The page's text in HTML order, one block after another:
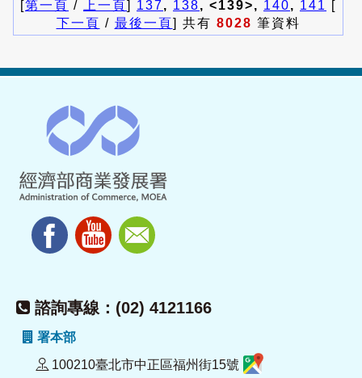
[第一頁 / 上一頁] 137, 138, <139>, 140, 141
[
下一頁 / 最後一頁] 共有 8028 筆資料
諮詢專線：(02) 4121166
署本部
100210臺北市中正區福州街15號